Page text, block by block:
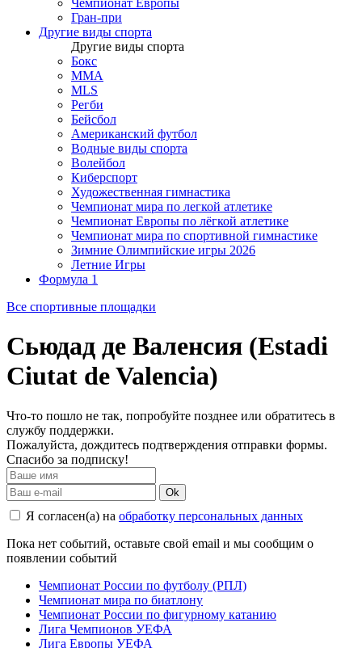
Чемпионат Европы
Гран-при
Другие виды спорта
Другие виды спорта
Бокс
MMA
MLS
Регби
Бейсбол
Американский футбол
Водные виды спорта
Волейбол
Киберспорт
Художественная гимнастика
Чемпионат мира по легкой атлетике
Чемпионат Европы по лёгкой атлетике
Чемпионат мира по спортивной гимнастике
Зимние Олимпийские игры 2026
Летние Игры
Формула 1
Все спортивные площадки
Сьюдад де Валенсия (Estadi
Ciutat de Valencia)
Что-то пошло не так, попробуйте позднее или обратитесь в
службу поддержки.
Пожалуйста, дождитесь подтверждения отправки формы.
Спасибо за подписку!
Ok
Я согласен(а) на обработку персональных данных
Пока нет событий, оставьте свой email и мы сообщим о
появлении событий
Чемпионат России по футболу (РПЛ)
Чемпионат мира по биатлону
Чемпионат России по фигурному катанию
Лига Чемпионов УЕФА
Лига Европы УЕФА